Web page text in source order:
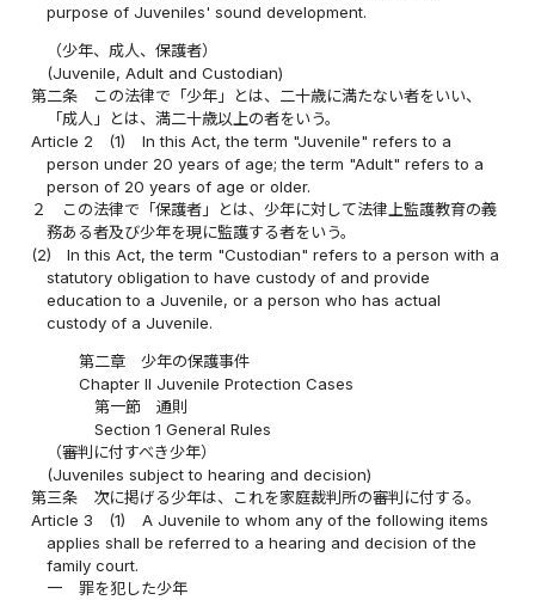
purpose of Juveniles' sound development.
（少年、成人、保護者）
(Juvenile, Adult and Custodian)
第二条
この法律で「少年」とは、二十歳に満たない者をいい、
「成人」とは、満二十歳以上の者をいう。
Article 2
(1)
In this Act, the term "Juvenile" refers to a
person under 20 years of age; the term "Adult" refers to a
person of 20 years of age or older.
２
この法律で「保護者」とは、少年に対して法律上監護教育の義
務ある者及び少年を現に監護する者をいう。
(2)
In this Act, the term "Custodian" refers to a person with a
statutory obligation to have custody of and provide
education to a Juvenile, or a person who has actual
custody of a Juvenile.
第二章 少年の保護事件
Chapter II Juvenile Protection Cases
第一節 通則
Section 1 General Rules
（審判に付すべき少年）
(Juveniles subject to hearing and decision)
第三条
次に掲げる少年は、これを家庭裁判所の審判に付する。
Article 3
(1)
A Juvenile to whom any of the following items
applies shall be referred to a hearing and decision of the
family court.
一
罪を犯した少年